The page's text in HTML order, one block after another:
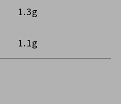
1.3g
1.1g